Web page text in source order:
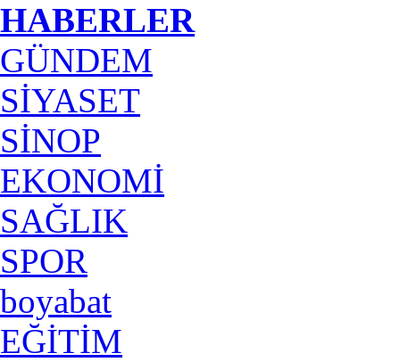
HABERLER
GÜNDEM
SİYASET
SİNOP
EKONOMİ
SAĞLIK
SPOR
boyabat
EĞİTİM